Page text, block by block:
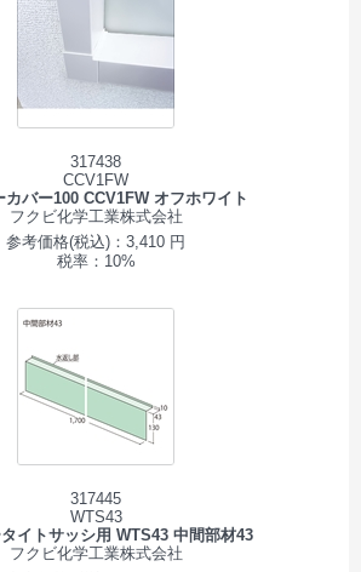
317438
CCV1FW
カバー100 CCV1FW オフホワイト
フクビ化学工業株式会社
参考価格(税込)：3,410 円
税率：10%
317445
WTS43
イトサッシ用 WTS43 中間部材43
フクビ化学工業株式会社